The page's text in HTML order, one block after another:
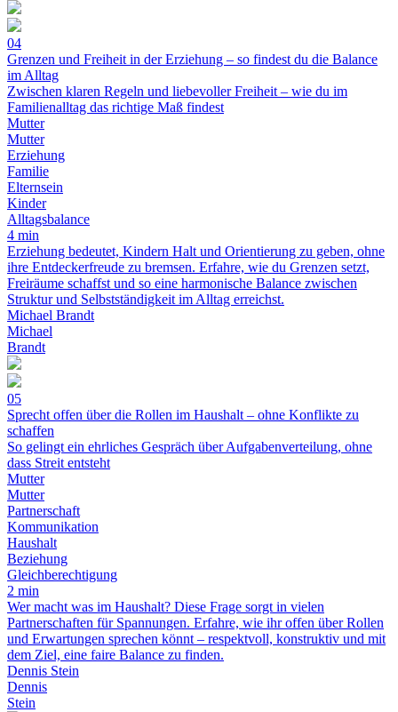
04
Grenzen und Freiheit in der Erziehung – so findest du die Balance
im Alltag
Zwischen klaren Regeln und liebevoller Freiheit – wie du im
Familienalltag das richtige Maß findest
Mutter
Mutter
Erziehung
Familie
Elternsein
Kinder
Alltagsbalance
4 min
Erziehung bedeutet, Kindern Halt und Orientierung zu geben, ohne
ihre Entdeckerfreude zu bremsen. Erfahre, wie du Grenzen setzt,
Freiräume schaffst und so eine harmonische Balance zwischen
Struktur und Selbstständigkeit im Alltag erreichst.
Michael Brandt
Michael
Brandt
05
Sprecht offen über die Rollen im Haushalt – ohne Konflikte zu
schaffen
So gelingt ein ehrliches Gespräch über Aufgabenverteilung, ohne
dass Streit entsteht
Mutter
Mutter
Partnerschaft
Kommunikation
Haushalt
Beziehung
Gleichberechtigung
2 min
Wer macht was im Haushalt? Diese Frage sorgt in vielen
Partnerschaften für Spannungen. Erfahre, wie ihr offen über Rollen
und Erwartungen sprechen könnt – respektvoll, konstruktiv und mit
dem Ziel, eine faire Balance zu finden.
Dennis Stein
Dennis
Stein